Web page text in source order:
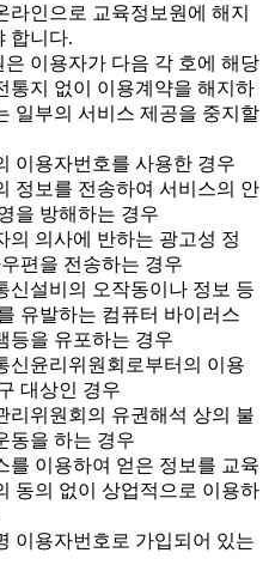
라인으로 교육정보원에 해지
합니다.
이용자가 다음 각 호에 해당
통지 없이 이용계약을 해지하
일부의 서비스 제공을 중지할
이용자번호를 사용한 경우
정보를 전송하여 서비스의 안
을 방해하는 경우
의 의사에 반하는 광고성 정
편을 전송하는 경우
신설비의 오작동이나 정보 등
유발하는 컴퓨터 바이러스
등을 유포하는 경우
신윤리위원회로부터의 이용
대상인 경우
리위원회의 유권해석 상의 불
동을 하는 경우
를 이용하여 얻은 정보를 교육
동의 없이 상업적으로 이용하
이용자번호로 가입되어 있는